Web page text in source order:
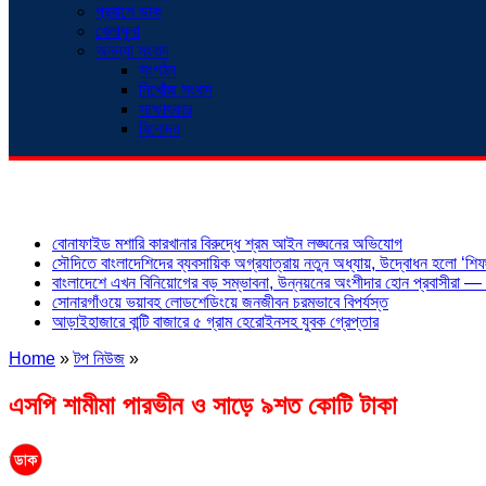
প্রবাসে ডাক
খেলাধুলা
অনন্যা সংবাদ
সংগঠন
নিখোঁজ সংবাদ
সাক্ষাৎকার
বিনোদন
বোনাফাইড মশারি কারখানার বিরুদ্ধে শ্রম আইন লঙ্ঘনের অভিযোগ
সৌদিতে বাংলাদেশিদের ব্যবসায়িক অগ্রযাত্রায় নতুন অধ্যায়, উদ্বোধন হলো ‘শিফা
বাংলাদেশে এখন বিনিয়োগের বড় সম্ভাবনা, উন্নয়নের অংশীদার হোন প্রবাসীরা
সোনারগাঁওয়ে ভয়াবহ লোডশেডিংয়ে জনজীবন চরমভাবে বিপর্যস্ত
আড়াইহাজারে বান্টি বাজারে ৫ গ্রাম হেরোইনসহ যুবক গ্রেপ্তার
Home »টপ নিউজ »
এসপি শামীমা পারভীন ও সাড়ে ৯শত কোটি টাকা